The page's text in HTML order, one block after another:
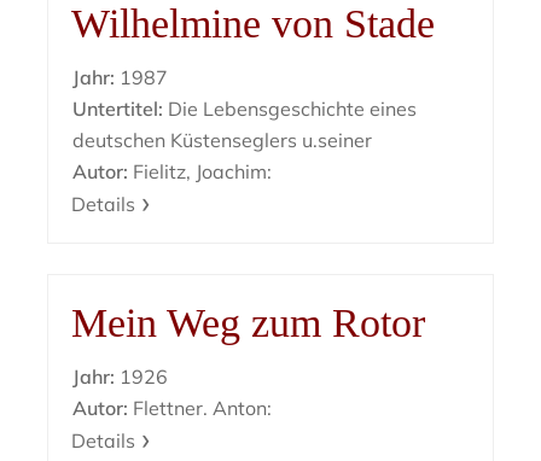
Wilhelmine von Stade
Jahr: 1987
Untertitel: Die Lebensgeschichte eines
deutschen Küstenseglers u.seiner
Autor: Fielitz, Joachim:
Details
Mein Weg zum Rotor
Jahr: 1926
Autor: Flettner. Anton:
Details